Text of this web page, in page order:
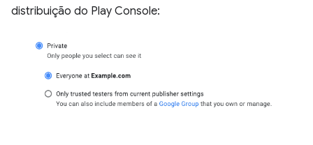
distribuição do Play Console: